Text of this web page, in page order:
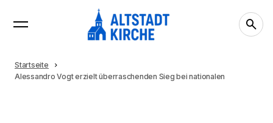
Startseite
Alessandro Vogt erzielt überraschenden Sieg bei nationalen